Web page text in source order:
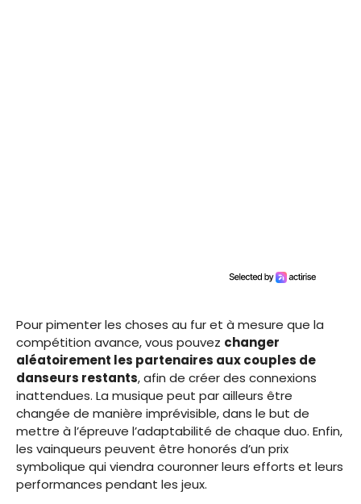
Pour pimenter les choses au fur et à mesure que la
compétition avance, vous pouvez changer
aléatoirement les partenaires aux couples de
danseurs restants, afin de créer des connexions
inattendues. La musique peut par ailleurs être
changée de manière imprévisible, dans le but de
mettre à l’épreuve l’adaptabilité de chaque duo. Enfin,
les vainqueurs peuvent être honorés d’un prix
symbolique qui viendra couronner leurs efforts et leurs
performances pendant les jeux.